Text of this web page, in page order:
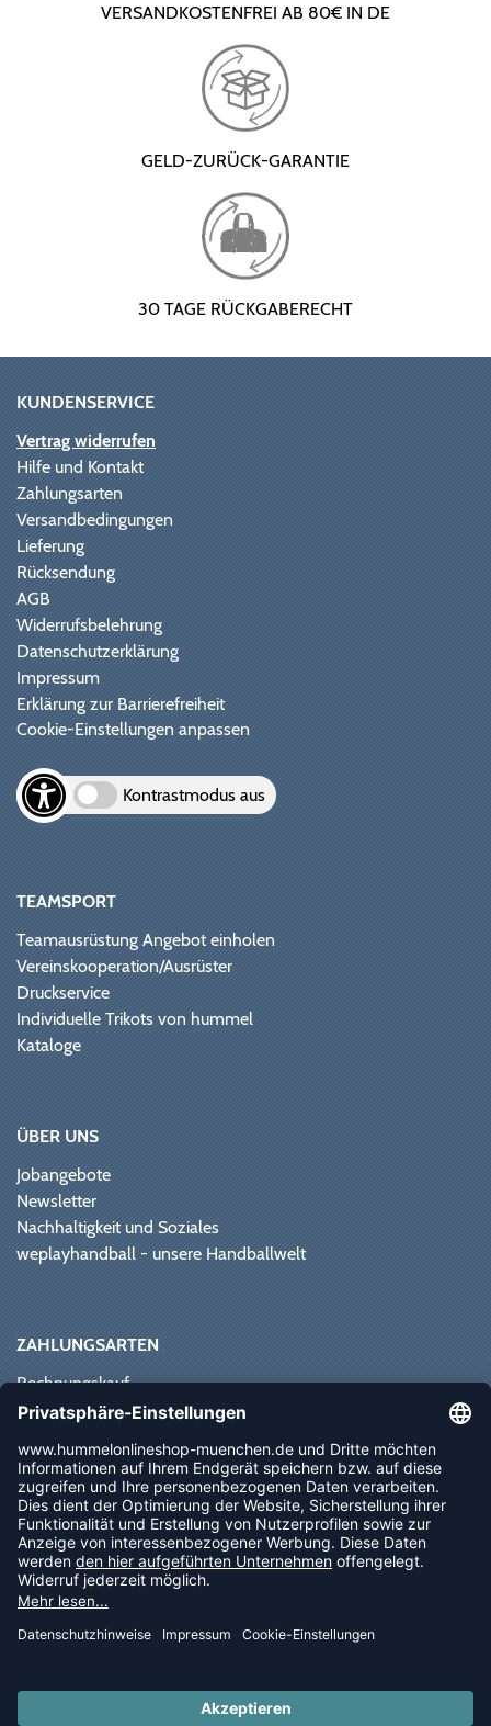
VERSANDKOSTENFREI AB 80€ IN DE
GELD-ZURÜCK-GARANTIE
30 TAGE RÜCKGABERECHT
KUNDENSERVICE
Vertrag widerrufen
Hilfe und Kontakt
Zahlungsarten
Versandbedingungen
Lieferung
Rücksendung
AGB
Widerrufsbelehrung
Datenschutzerklärung
Impressum
Erklärung zur Barrierefreiheit
Cookie-Einstellungen anpassen
Kontrastmodus aus
TEAMSPORT
Teamausrüstung Angebot einholen
Vereinskooperation/Ausrüster
Druckservice
Individuelle Trikots von hummel
Kataloge
ÜBER UNS
Jobangebote
Newsletter
Nachhaltigkeit und Soziales
weplayhandball - unsere Handballwelt
ZAHLUNGSARTEN
Rechnungskauf
Paypal
Vorkasse
Sofortüberweisung
NEWSLETTER